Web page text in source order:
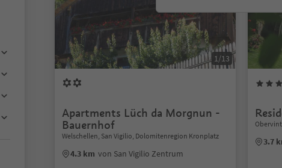
1/13
Apartments Lüch da Morgnun -
Bauernhof
Welschellen, San Vigilio, Dolomitenregion Kronplatz
4.3 km von San Vigilio Zentrum
3.7